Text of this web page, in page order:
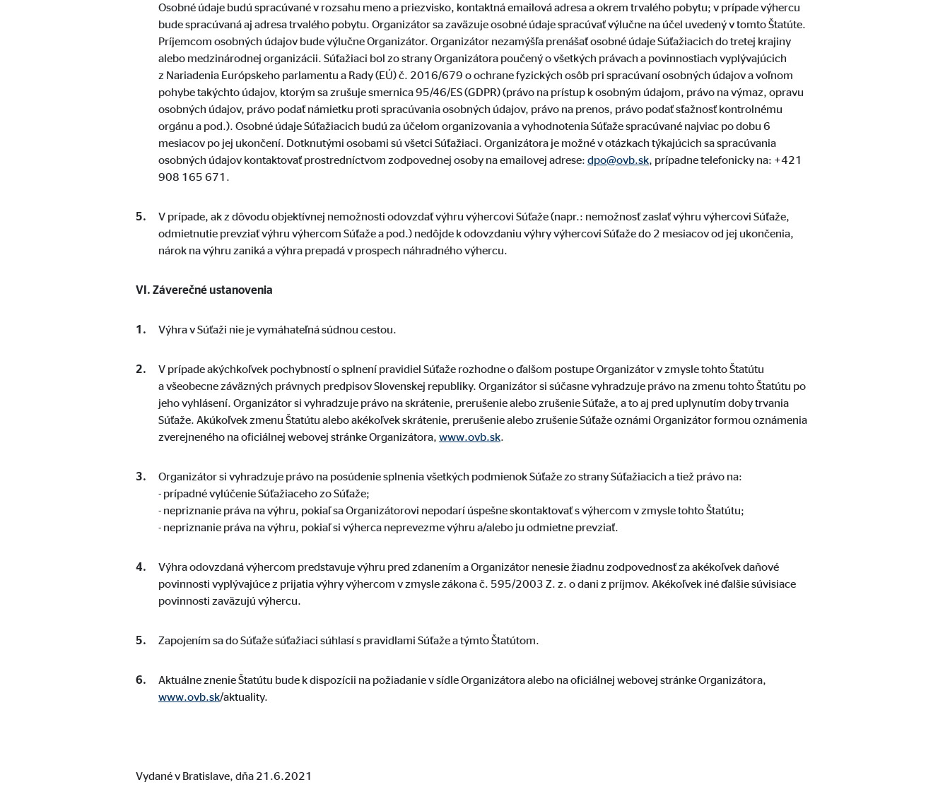
Osobné údaje budú spracúvané v rozsahu meno a priezvisko, kontaktná emailová adresa a okrem trvalého pobytu; v prípade výhercu
bude spracúvaná aj adresa trvalého pobytu. Organizátor sa zaväzuje osobné údaje spracúvať výlučne na účel uvedený v tomto Štatúte.
Príjemcom osobných údajov bude výlučne Organizátor. Organizátor nezamýšľa prenášať osobné údaje Súťažiacich do tretej krajiny
alebo medzinárodnej organizácii. Súťažiaci bol zo strany Organizátora poučený o všetkých právach a povinnostiach vyplývajúcich
z Nariadenia Európskeho parlamentu a Rady (EÚ) č. 2016/679 o ochrane fyzických osôb pri spracúvaní osobných údajov a voľnom
pohybe takýchto údajov, ktorým sa zrušuje smernica 95/46/ES (GDPR) (právo na prístup k osobným údajom, právo na výmaz, opravu
osobných údajov, právo podať námietku proti spracúvania osobných údajov, právo na prenos, právo podať sťažnosť kontrolnému
orgánu a pod.). Osobné údaje Súťažiacich budú za účelom organizovania a vyhodnotenia Súťaže spracúvané najviac po dobu 6
mesiacov po jej ukončení. Dotknutými osobami sú všetci Súťažiaci. Organizátora je možné v otázkach týkajúcich sa spracúvania
osobných údajov kontaktovať prostredníctvom zodpovednej osoby na emailovej adrese: dpo@ovb.sk, prípadne telefonicky na: +421
908 165 671.
V prípade, ak z dôvodu objektívnej nemožnosti odovzdať výhru výhercovi Súťaže (napr.: nemožnosť zaslať výhru výhercovi Súťaže,
odmietnutie prevziať výhru výhercom Súťaže a pod.) nedôjde k odovzdaniu výhry výhercovi Súťaže do 2 mesiacov od jej ukončenia,
nárok na výhru zaniká a výhra prepadá v prospech náhradného výhercu.
VI. Záverečné ustanovenia
Výhra v Súťaži nie je vymáhateľná súdnou cestou.
V prípade akýchkoľvek pochybností o splnení pravidiel Súťaže rozhodne o ďalšom postupe Organizátor v zmysle tohto Štatútu
a všeobecne záväzných právnych predpisov Slovenskej republiky. Organizátor si súčasne vyhradzuje právo na zmenu tohto Štatútu po
jeho vyhlásení. Organizátor si vyhradzuje právo na skrátenie, prerušenie alebo zrušenie Súťaže, a to aj pred uplynutím doby trvania
Súťaže. Akúkoľvek zmenu Štatútu alebo akékoľvek skrátenie, prerušenie alebo zrušenie Súťaže oznámi Organizátor formou oznámenia
zverejneného na oficiálnej webovej stránke Organizátora, www.ovb.sk.
Organizátor si vyhradzuje právo na posúdenie splnenia všetkých podmienok Súťaže zo strany Súťažiacich a tiež právo na:
- prípadné vylúčenie Súťažiaceho zo Súťaže;
- nepriznanie práva na výhru, pokiaľ sa Organizátorovi nepodarí úspešne skontaktovať s výhercom v zmysle tohto Štatútu;
- nepriznanie práva na výhru, pokiaľ si výherca neprevezme výhru a/alebo ju odmietne prevziať.
Výhra odovzdaná výhercom predstavuje výhru pred zdanením a Organizátor nenesie žiadnu zodpovednosť za akékoľvek daňové
povinnosti vyplývajúce z prijatia výhry výhercom v zmysle zákona č. 595/2003 Z. z. o dani z príjmov. Akékoľvek iné ďalšie súvisiace
povinnosti zaväzujú výhercu.
Zapojením sa do Súťaže súťažiaci súhlasí s pravidlami Súťaže a týmto Štatútom.
Aktuálne znenie Štatútu bude k dispozícii na požiadanie v sídle Organizátora alebo na oficiálnej webovej stránke Organizátora,
www.ovb.sk/aktuality.
Vydané v Bratislave, dňa 21.6.2021
Externé médiá
Obsah z video- a mapových platforiem je predvolene blokovaný. Ak sú akceptované cookies z externých médií, prístup k tomuto obsahu si už nevyžaduje
ďalší manuálny súhlas.
youtube
Google Ireland Ltd.
Google Maps
Vkladanie interaktívnych máp Google